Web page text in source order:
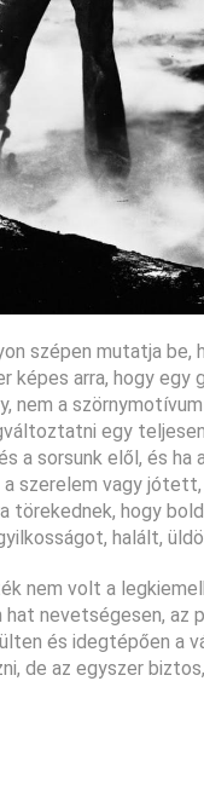
szépen mutatja be,
képes arra, hogy
a
egy
a sorsunk elől, és ha
a szerelem vagy
törekednek, hogy
halált,
nem volt a
nevetségesen,
és idegtépően a
de az egyszer